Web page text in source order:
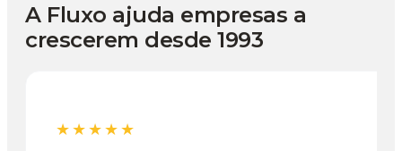
A Fluxo ajuda empresas a
crescerem desde 1993
★★★★★